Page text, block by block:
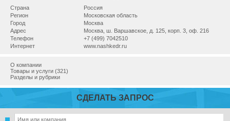
Страна
Россия
Регион
Московская область
Город
Москва
Адрес
Москва, ш. Варшавское, д. 125, корп. 3, оф. 216
Телефон
+7 (499) 7042510
Интернет
www.nashkedr.ru
О компании
Товары и услуги (321)
Разделы и рубрики
СДЕЛАТЬ ЗАПРОС